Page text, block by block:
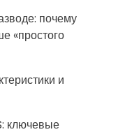
почему
«простого
и
ключевые